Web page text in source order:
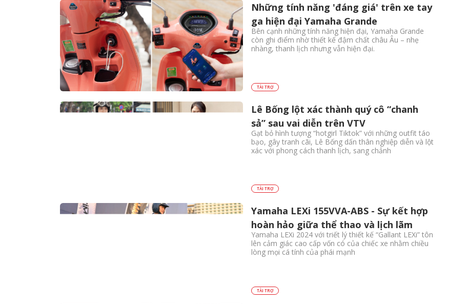
Những tính năng 'đáng giá' trên xe tay
ga hiện đại Yamaha Grande
Bên cạnh những tính năng hiện đại, Yamaha Grande
còn ghi điểm nhờ thiết kế đậm chất châu Âu – nhẹ
nhàng, thanh lịch nhưng vẫn hiện đại.
TÀI TRỢ
Lê Bống lột xác thành quý cô “chanh
sả” sau vai diễn trên VTV
Gạt bỏ hình tượng “hotgirl Tiktok” với những outfit táo
bạo, gây tranh cãi, Lê Bống dấn thân nghiệp diễn và lột
xác với phong cách thanh lịch, sang chảnh
TÀI TRỢ
Yamaha LEXi 155VVA-ABS - Sự kết hợp
hoàn hảo giữa thể thao và lịch lãm
Yamaha LEXi 2024 với triết lý thiết kế “Gallant LEXi” tôn
lên cảm giác cao cấp vốn có của chiếc xe nhằm chiều
lòng mọi cá tính của phái mạnh
TÀI TRỢ